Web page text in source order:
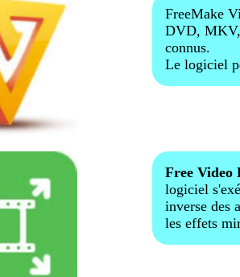
FreeMake
DVD, MKV,
connus.
Le logiciel
Free Video
logiciel
inverse des
les effets